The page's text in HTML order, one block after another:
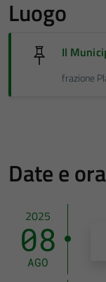
Luogo
Il
frazione
Date e
2025
08
AGO